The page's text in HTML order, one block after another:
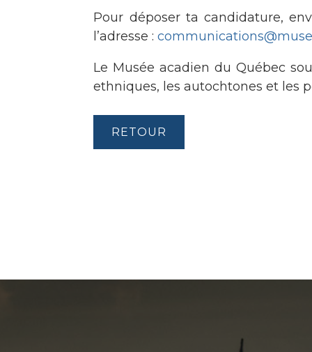
Pour déposer ta candidature,
l’adresse :
Le Musée acadien du Québec
ethniques, les autochtones et les
RETOUR